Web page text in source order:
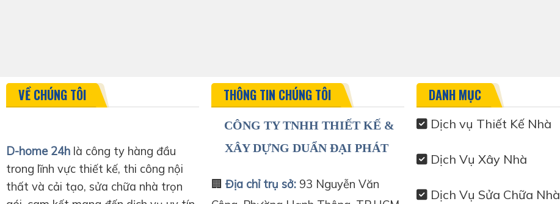
VỀ CHÚNG TÔI
D-home 24h là công ty hàng đầu
trong lĩnh vực thiết kế, thi công nội
thất và cải tạo, sửa chữa nhà trọn
THÔNG TIN CHÚNG TÔI
CÔNG TY TNHH THIẾT KẾ &
XÂY DỰNG DUẨN ĐẠI PHÁT
🏢 Địa chỉ trụ sở: 93 Nguyễn Văn
DANH MỤC
Dịch vụ Thiết Kế Nhà
Dịch Vụ Xây Nhà
Dịch Vụ Sửa Chữa Nhà